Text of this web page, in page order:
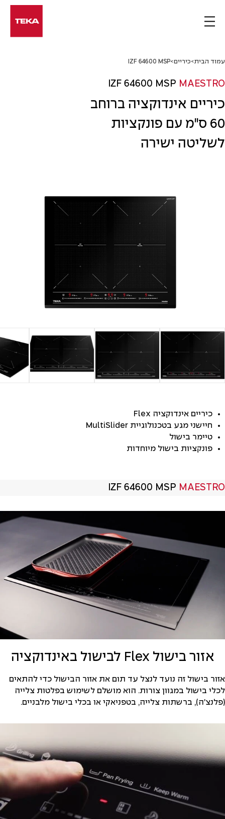
עמוד הבית>כיריים>
IZF 64600 MSP
IZF 64600 MSP MAESTRO
כיריים אינדוקציה ברוחב
60 ס"מ עם פונקציות
לשליטה ישירה
כיריים אינדוקציה Flex
חיישני מגע בטכנולוגיית MultiSlider
טיימר בישול
פונקציות בישול מיוחדות
IZF 64600 MSP MAESTRO
אזור בישול Flex לבישול באינדוקציה
אזור בישול זה נועד לנצל עד תום את אזור הבישול כדי להתאים
לכלי בישול במגוון צורות. הוא מושלם לשימוש בפלטות צלייה
(פלנצ'ה), ברשתות צלייה, בטפניאקי או בכלי בישול מלבניים.